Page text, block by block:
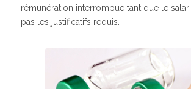
rémunération interrompue tant que le
pas les justificatifs requis.